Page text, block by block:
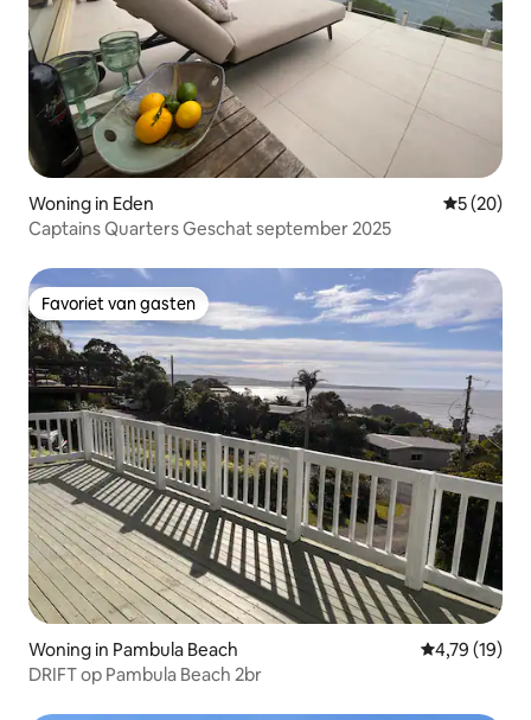
Woning in Eden
5 (20)
Captains Quarters Geschat september 2025
Favoriet van gasten
Favoriet van gasten
Woning in Pambula Beach Gemiddelde
4,79 (19)
DRIFT op Pambula Beach 2br